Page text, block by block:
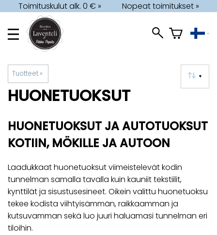
Toimituskulut alk. 0 € » Nopeat toimitukset »
Tuotteet ‪» ▼
HUONETUOKSUT
HUONETUOKSUT JA AUTOTUOKSUT
KOTIIN, MÖKILLE JA AUTOON
Laadukkaat huonetuoksut viimeistelevät kodin
tunnelman samalla tavalla kuin kauniit tekstiilit,
kynttilät ja sisustusesineet. Oikein valittu huonetuoksu
tekee kodista viihtyisämmän, raikkaamman ja
kutsuvamman sekä luo juuri haluamasi tunnelman eri
tiloihin.